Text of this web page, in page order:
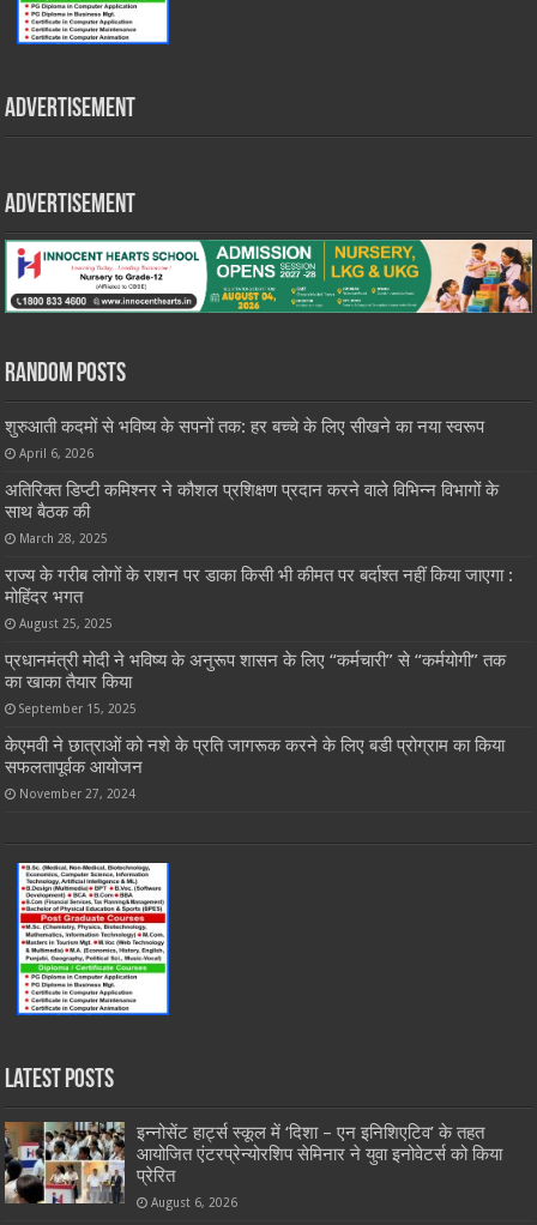
Advertisement
Advertisement
Random Posts
शुरुआती कदमों से भविष्य के सपनों तक: हर बच्चे के लिए सीखने का नया स्वरूप
April 6, 2026
अतिरिक्त डिप्टी कमिश्नर ने कौशल प्रशिक्षण प्रदान करने वाले विभिन्न विभागों के
साथ बैठक की
March 28, 2025
राज्य के गरीब लोगों के राशन पर डाका किसी भी कीमत पर बर्दाश्त नहीं किया जाएगा :
मोहिंदर भगत
August 25, 2025
प्रधानमंत्री मोदी ने भविष्य के अनुरूप शासन के लिए “कर्मचारी” से “कर्मयोगी” तक
का खाका तैयार किया
September 15, 2025
केएमवी ने छात्राओं को नशे के प्रति जागरूक करने के लिए बडी प्रोग्राम का किया
सफलतापूर्वक आयोजन
November 27, 2024
Latest Posts
इन्नोसेंट हार्ट्स स्कूल में ‘दिशा – एन इनिशिएटिव’ के तहत
आयोजित एंटरप्रेन्योरशिप सेमिनार ने युवा इनोवेटर्स को किया
प्रेरित
August 6, 2026